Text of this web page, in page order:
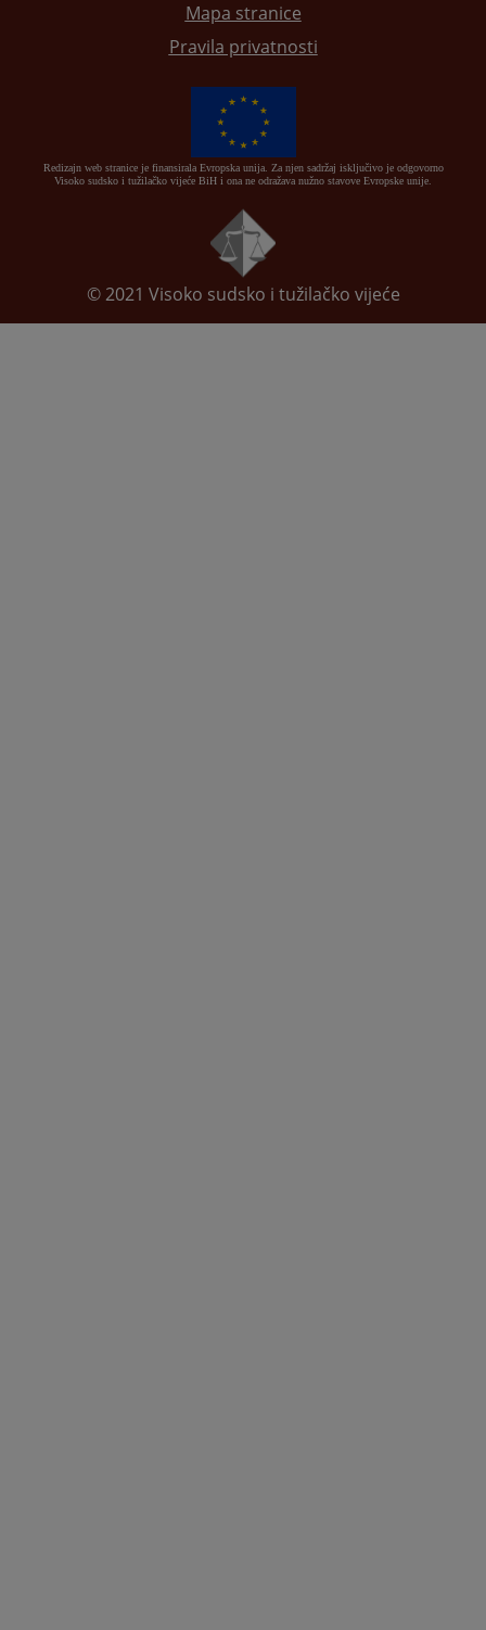
Mapa stranice
Pravila privatnosti
Redizajn web stranice je finansirala Evropska unija. Za njen sadržaj isključivo je odgovorno
Visoko sudsko i tužilačko vijeće BiH i ona ne odražava nužno stavove Evropske unije.
© 2021 Visoko sudsko i tužilačko vijeće